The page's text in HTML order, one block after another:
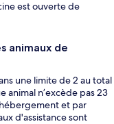
est ouverte de
animaux de
une limite de 2 au total
animal n’excède pas 23
et par
d'assistance sont